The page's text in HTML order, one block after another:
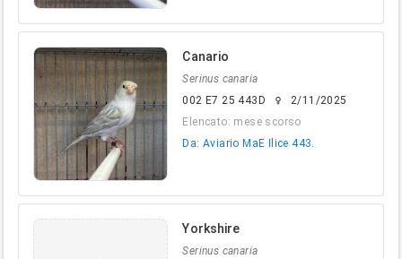
Canario
Serinus canaria
002 E7 25 443D
female
2/11/2025
Elencato: mese scorso
Da: Aviario MaE Ilice 443.
Yorkshire
Serinus canaria